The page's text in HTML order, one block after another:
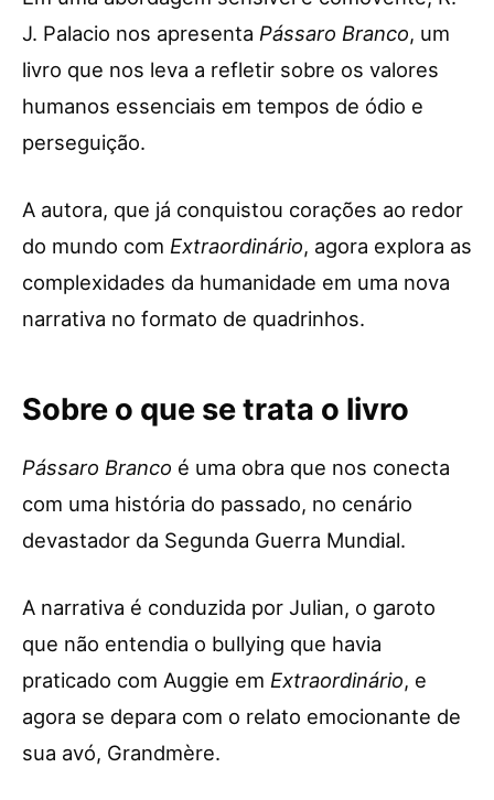
J. Palacio nos apresenta Pássaro Branco, um
livro que nos leva a refletir sobre os valores
humanos essenciais em tempos de ódio e
perseguição.
A autora, que já conquistou corações ao redor
do mundo com Extraordinário, agora explora as
complexidades da humanidade em uma nova
narrativa no formato de quadrinhos.
Sobre o que se trata o livro
Pássaro Branco é uma obra que nos conecta
com uma história do passado, no cenário
devastador da Segunda Guerra Mundial.
A narrativa é conduzida por Julian, o garoto
que não entendia o bullying que havia
praticado com Auggie em Extraordinário, e
agora se depara com o relato emocionante de
sua avó, Grandmère.